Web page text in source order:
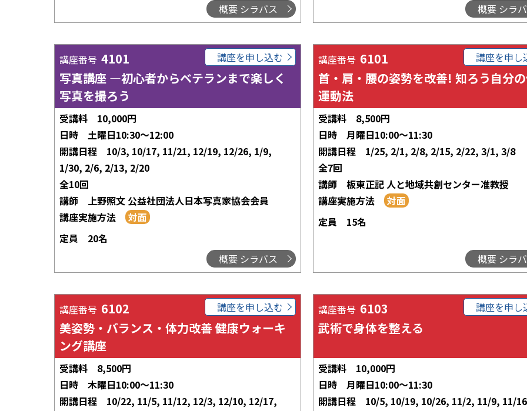
概要 シラバス
概要 シラ
講座番号 4101
写真講座 ―初心者からベテランまで楽しく
写真を撮ろう
講座を申し込む
受講料
10,000円
日時
土曜日10:30～12:00
開講日程
10/3, 10/17, 11/21, 12/19, 12/26, 1/9,
1/30, 2/6, 2/13, 2/20
全10回
講師
上野照文 公益社団法人日本写真家協会会員
講座実施方法
定員
20名
概要 シラバス
講座番号 6101
首・肩・腰の姿勢を改善! 知ろう自分
運動法
講座を申し
受講料
8,500円
日時
月曜日10:00～11:30
開講日程
1/25, 2/1, 2/8, 2/15, 2/22, 3/1, 3/8
全7回
講師
板東正記 人と地域共創センター准教授
講座実施方法
定員
15名
概要 シラ
講座番号 6102
美姿勢・バランス・体力改善 健康ウォーキ
ング講座
講座を申し込む
受講料
8,500円
日時
木曜日10:00～11:30
開講日程
10/22, 11/5, 11/12, 12/3, 12/10, 12/17,
講座番号 6103
武術で身体を整える
講座を申し
受講料
10,000円
日時
月曜日10:00～11:30
開講日程
10/5, 10/19, 10/26, 11/2, 11/9, 11/